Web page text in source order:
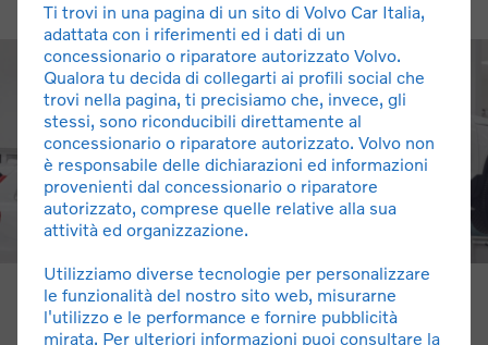
Chi Siamo
Ti trovi in una pagina di un sito di Volvo Car Italia,
adattata con i riferimenti ed i dati di un
concessionario o riparatore autorizzato Volvo.
Qualora tu decida di collegarti ai profili social che
trovi nella pagina, ti precisiamo che, invece, gli
stessi, sono riconducibili direttamente al
concessionario o riparatore autorizzato. Volvo non
è responsabile delle dichiarazioni ed informazioni
provenienti dal concessionario o riparatore
autorizzato, comprese quelle relative alla sua
attività ed organizzazione.
Utilizziamo diverse tecnologie per personalizzare
le funzionalità del nostro sito web, misurarne
l'utilizzo e le performance e fornire pubblicità
mirata. Per ulteriori informazioni puoi consultare la